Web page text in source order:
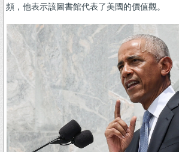
頻，他表示該圖書館代表了美國的價值觀。